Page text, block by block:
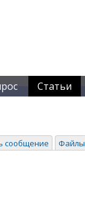
Статьи
сообщение Файлы